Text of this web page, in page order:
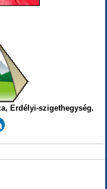
Erdélyi-szigethegység.